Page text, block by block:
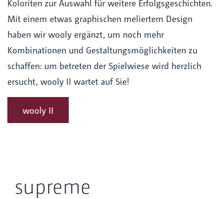
Koloriten zur Auswahl für weitere Erfolgsgeschichten.
Mit einem etwas graphischen meliertem Design
haben wir wooly ergänzt, um noch mehr
Kombinationen und Gestaltungsmöglichkeiten zu
schaffen: um betreten der Spielwiese wird herzlich
ersucht, wooly II wartet auf Sie!
wooly II
supreme